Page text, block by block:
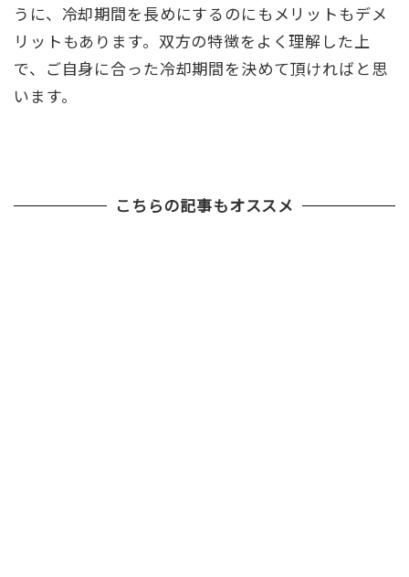
うに、冷却期間を長めにするのにもメリットもデメ
リットもあります。双方の特徴をよく理解した上
で、ご自身に合った冷却期間を決めて頂ければと思
います。
こちらの記事もオススメ